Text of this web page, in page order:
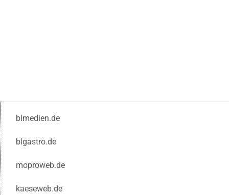
blmedien.de
blgastro.de
moproweb.de
kaeseweb.de